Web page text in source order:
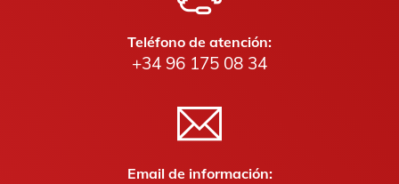
Teléfono de atención:
+34 96 175 08 34
Email de información: